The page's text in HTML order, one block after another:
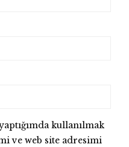
kullanılmak
ve web site adresimi